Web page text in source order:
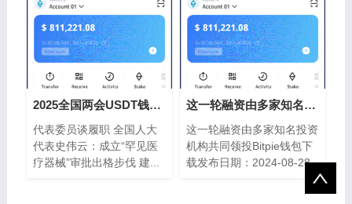
2025全国两会USDT钱包山东声音
代表委员谈履职 全国人大
代表史伟云：成立“罕见医
疗器械”审批出格步伐 建...
这一轮融资由多家知名投ETH钱包资机构共
这一轮融资由多家知名投资
机构共同领投Bitpie钱包下
载发布日期：2024-08-28